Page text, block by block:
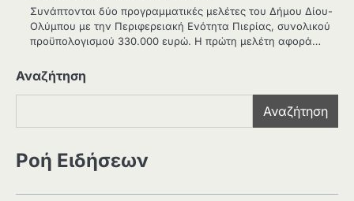
Συνάπτονται δύο προγραμματικές μελέτες του Δήμου Δίου-
Ολύμπου με την Περιφερειακή Ενότητα Πιερίας, συνολικού
προϋπολογισμού 330.000 ευρώ. Η πρώτη μελέτη αφορά…
Αναζήτηση
Αναζήτηση
Ροή Ειδήσεων